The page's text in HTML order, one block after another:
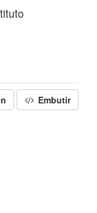
Embutir